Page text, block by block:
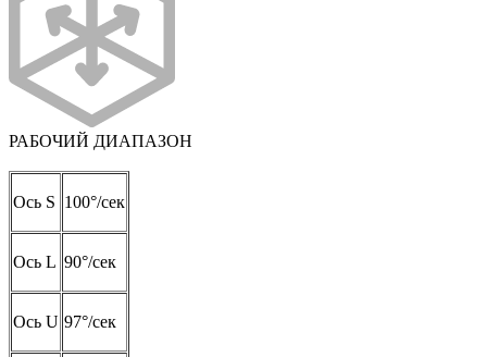
РАБОЧИЙ ДИАПАЗОН
Ось S 100°/сек
Ось L 90°/сек
Ось U 97°/сек